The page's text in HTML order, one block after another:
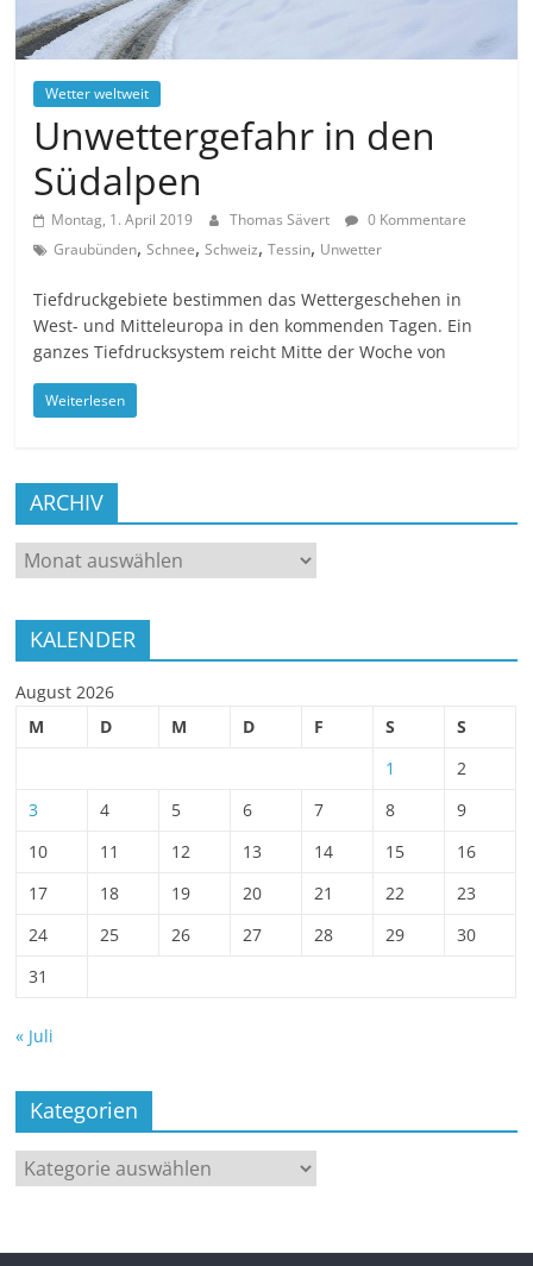
Wetter weltweit
Unwettergefahr in den
Südalpen
Montag, 1. April 2019 Thomas Sävert
0 Kommentare
Graubünden,Schnee,Schweiz,Tessin, Unwetter
Tiefdruckgebiete bestimmen das Wettergeschehen in
West- und Mitteleuropa in den kommenden Tagen. Ein
ganzes Tiefdrucksystem reicht Mitte der Woche von
Weiterlesen
ARCHIV
ARCHIV
KALENDER
August 2026
M
D M D F S
S
1
2
3
4 5 6 7 8
9
10
11 12 13 14 15
16
17
18 19 20 21 22
23
24
25 26 27 28 29
30
31
« Juli
Kategorien
Kategorien